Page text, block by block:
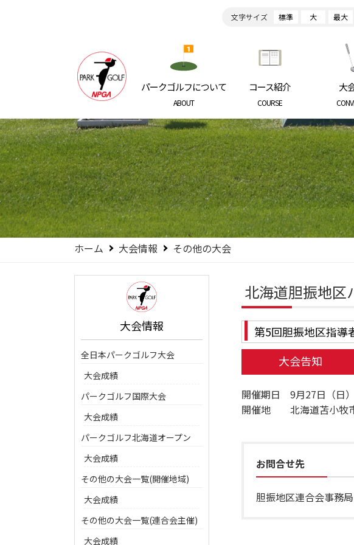
文字サイズ 標準 大 最大
日本パークゴルフ協会 NIPPON PARKGOLF
パークゴルフについて
ABOUT
コース紹介
COURSE
大
ホーム 大会情報 その他の大会
大会情報
全日本パークゴルフ大会
大会成績
パークゴルフ国際大会
大会成績
パークゴルフ北海道オープン
大会成績
その他の大会一覧(開催地域)
大会成績
その他の大会一覧(連合会主催)
大会成績
北海道胆振地
第5回胆振地区指導
大会告知
開催期日 9月27日（日）
開催地 北海道苫小牧
お問合せ先
胆振地区連合会事務